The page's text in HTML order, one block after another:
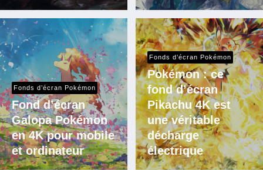
Fonds d’écran Pokémon
Fond d’écran
Galopa Pokémon
en 4K pour mobile
et ordinateur
Fonds d’écran Pokémon
Pokémon : ce
fond d’écran
Pikachu 4K est
une véritable
décharge
électrique